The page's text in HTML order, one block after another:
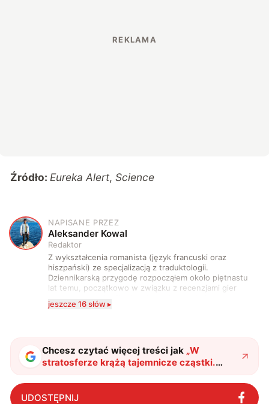
Źródło: Eureka Alert,Science
A
NAPISANE PRZEZ
Aleksander Kowal
Redaktor
Z wykształcenia romanista (język francuski oraz
hiszpański) ze specjalizacją z traduktologii.
Dziennikarską przygodę rozpocząłem około piętnastu
lat temu, początkowo w związku z recenzjami gier
komputerowych i filmów. Obecnie publikuję
zdecydowanie częściej na tematy związane z nauką
także uprawiać oraz oglądać sport.
jeszcze 16 słów ▸
Chcesz czytać więcej treści jak „W
stratosferze krążą tajemnicze cząstki.
Biorąc pod uwagę ich rolę, dziwi mnie, że
dopiero teraz je wykryliśmy"?
UDOSTĘPNIJ